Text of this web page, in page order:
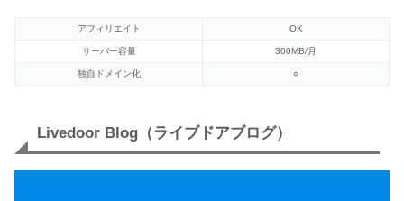
アフィリエイト OK
サーバー容量 300MB/月
独自ドメイン化 ○
Livedoor Blog（ライブドアブログ）